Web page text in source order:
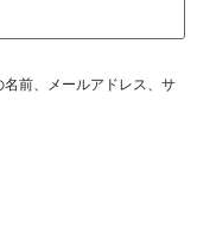
前、メールアドレス、サ